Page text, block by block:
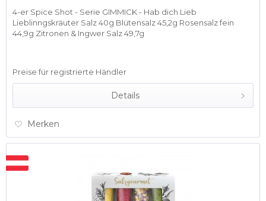
4-er Spice Shot - Serie GIMMICK - Hab dich Lieb
Lieblinngskräuter Salz 40g Blütensalz 45,2g Rosensalz fein
44,9g Zitronen & Ingwer Salz 49,7g
Preise für registrierte Händler
Details
Merken